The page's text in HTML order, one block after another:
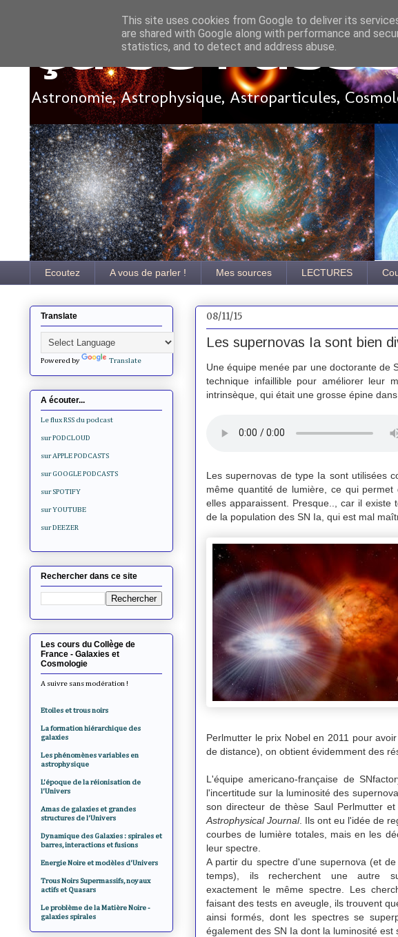
Ça se
Astronomie, Astrophysique, Astroparticules,
Ecoutez A vous de parler ! Mes sources LECTURES
08/11/15
Les supernovas Ia sont bien
Une équipe menée par une doctorante de
technique infaillible pour améliorer leur
intrinsèque, qui était une grosse épine
Les supernovas de type Ia sont utilisées
même quantité de lumière, ce qui
elles apparaissent. Presque.., car il existe
de la population des SN Ia, qui est mal
Perlmutter le prix Nobel en 2011 pour
de distance), on obtient évidemment des
L'équipe americano-française de
l'incertitude sur la luminosité des
son directeur de thèse Saul Perlmutter
Astrophysical Journal. Ils ont eu l'idée de
courbes de lumière totales, mais en les
leur spectre.
A partir du spectre d'une supernova (et
temps), ils recherchent une autre
exactement le même spectre. Les
faisant des tests en aveugle, ils trouvent
ainsi formés, dont les spectres se
également des SN Ia dont la luminosité est
Translate
Powered by Translate
A écouter...
Le flux RSS du podcast
sur PODCLOUD
sur APPLE PODCASTS
sur GOOGLE PODCASTS
sur SPOTIFY
sur YOUTUBE
sur DEEZER
Rechercher dans ce site
Les cours du Collège de
France - Galaxies et
Cosmologie
A suivre sans modération !
Etoiles et trous noirs
La formation hiérarchique des
galaxies
Les phénomènes variables en
astrophysique
L'époque de la réionisation de
l'Univers
Amas de galaxies et grandes
structures de l'Univers
Dynamique des Galaxies : spirales et
barres, interactions et fusions
Energie Noire et modèles d'Univers
Trous Noirs Supermassifs, noyaux
actifs et Quasars
Le problème de la Matière Noire -
galaxies spirales
This site uses cookies from Google to deliver its
are shared with Google along with performance and
statistics, and to detect and address abuse.